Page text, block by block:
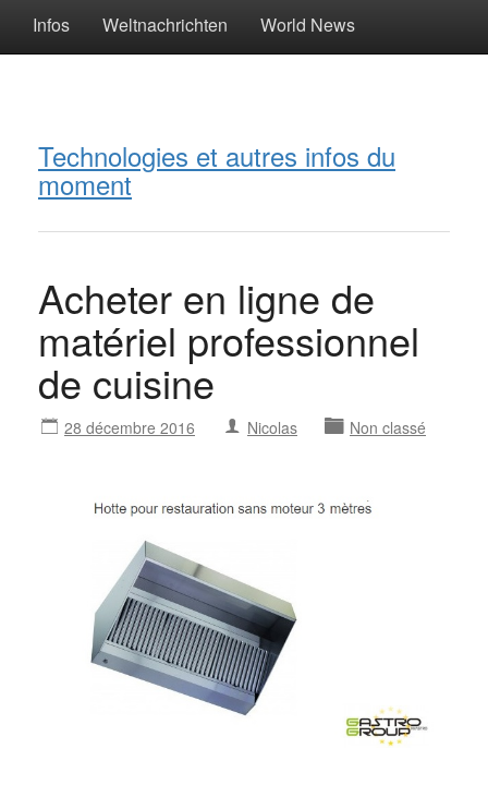
Infos Weltnachrichten World News
Technologies et autres infos du
moment
Acheter en ligne de
matériel professionnel
de cuisine
28 décembre 2016 Nicolas Non classé